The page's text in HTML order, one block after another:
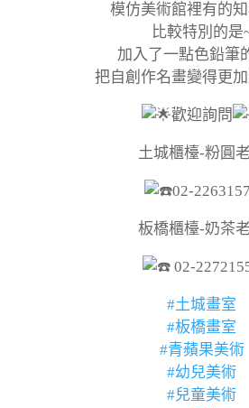
模仿美術館裡有的
比較特別的是
加入了一點色鉛筆
把自創作名畫變得更
歡迎詢問
土城櫃檯-粉圓
02-
板橋櫃檯-奶茶
02-
#土城畫室
#板橋畫室
#青蘋果美術
#幼兒美術
#兒童美術